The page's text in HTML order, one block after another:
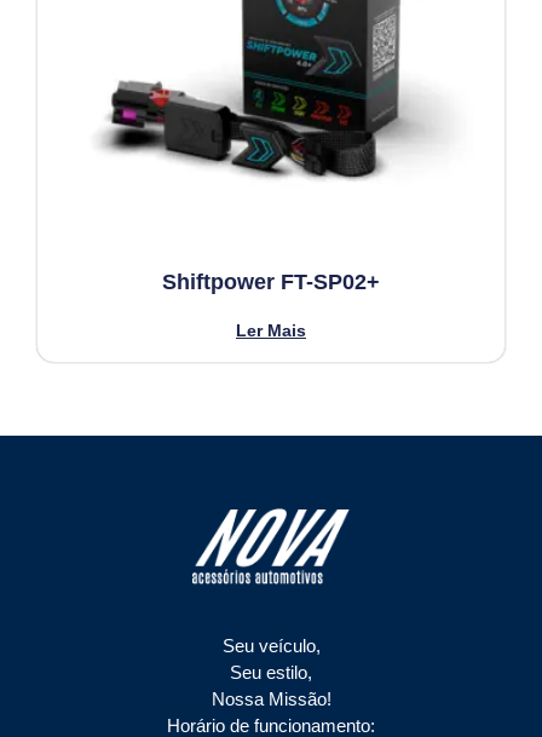
Shiftpower FT-SP02+
Ler Mais
Seu veículo,
Seu estilo,
Nossa Missão!
Horário de funcionamento: